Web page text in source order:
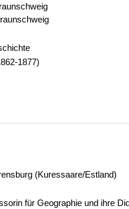
1877)
(Kuressaare/Estland)
für Geographie und ihre